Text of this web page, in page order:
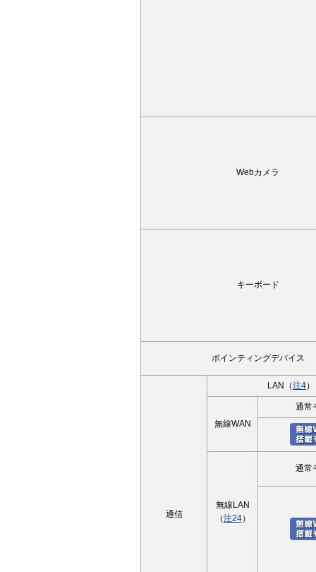
Webカメラ
キーボード
ポインティングデバイス
通信
LAN（注4）
無線WAN
通常
無線LAN
（注24）
通常